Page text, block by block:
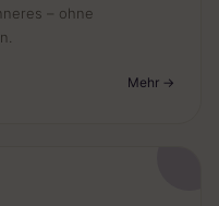
– ohne
Mehr